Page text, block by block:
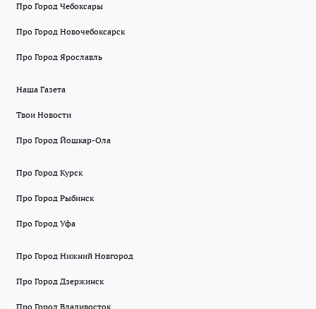
Про Город Чебоксары
Про Город Новочебоксарск
Про Город Ярославль
Наша Газета
Твои Новости
Про Город Йошкар-Ола
Про Город Курск
Про Город Рыбинск
Про Город Уфа
Про Город Нижний Новгород
Про Город Дзержинск
Про Город Владивосток